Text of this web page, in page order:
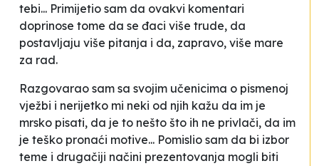
tebi... Primijetio sam da ovakvi komentari
doprinose tome da se đaci više trude, da
postavljaju više pitanja i da, zapravo, više mare
za rad.
Razgovarao sam sa svojim učenicima o pismenoj
vježbi i nerijetko mi neki od njih kažu da im je
mrsko pisati, da je to nešto što ih ne privlači, da im
je teško pronaći motive... Pomislio sam da bi izbor
teme i drugačiji načini prezentovanja mogli biti